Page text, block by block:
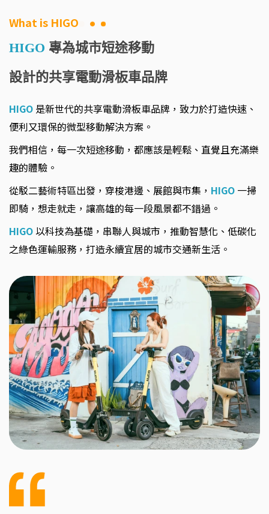
What is HIGO
HIGO 專為城市短途移動
設計的共享電動滑板車品牌
HIGO 是新世代的共享電動滑板車品牌，致力於打造快速、
便利又環保的微型移動解決方案。
我們相信，每一次短途移動，都應該是輕鬆、直覺且充滿樂
趣的體驗。
從駁二藝術特區出發，穿梭港邊、展館與市集， HIGO 一掃
即騎，想走就走，讓高雄的每一段風景都不錯過。
HIGO 以科技為基礎，串聯人與城市，推動智慧化、低碳化
之綠色運輸服務，打造永續宜居的城市交通新生活。